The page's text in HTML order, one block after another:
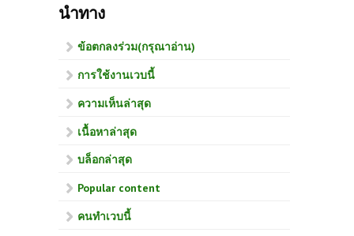
นำทาง
ข้อตกลงร่วม(กรุณาอ่าน)
การใช้งานเวบนี้
ความเห็นล่าสุด
เนื้อหาล่าสุด
บล็อกล่าสุด
Popular content
คนทำเวบนี้